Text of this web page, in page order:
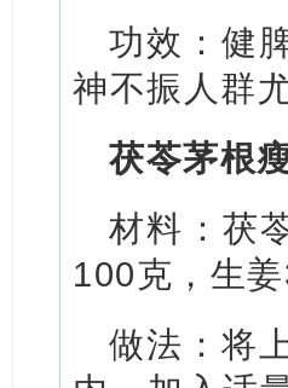
功效：健
神不振人群
茯苓茅根
材料：茯
100克，生
做法：将